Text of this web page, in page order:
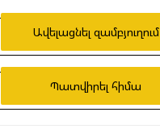
Ավելացնել զամբյուղում
Պատվիրել հիմա